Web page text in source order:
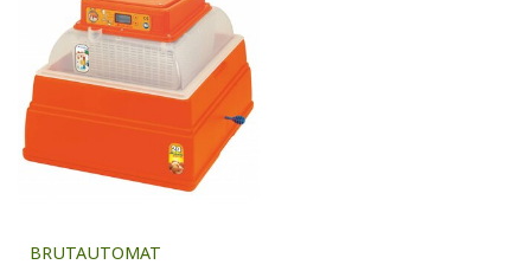
BRUTAUTOMAT